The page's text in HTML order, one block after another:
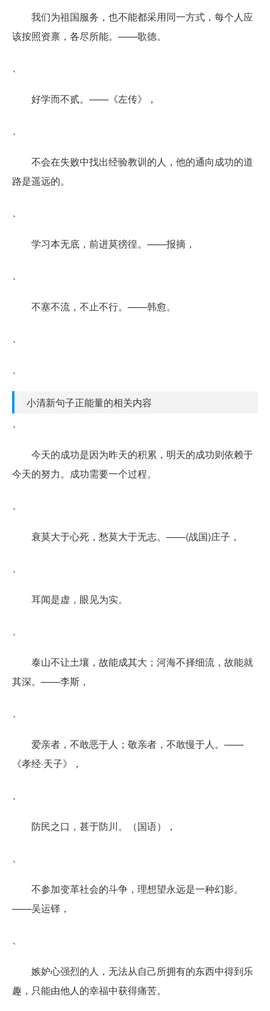
我们为祖国服务，也不能都采用同一方式，每个人应
该按照资禀，各尽所能。——歌德。
好学而不贰。——《左传》，
不会在失败中找出经验教训的人，他的通向成功的道
路是遥远的。
学习本无底，前进莫徬徨。——报摘，
不塞不流，不止不行。——韩愈。
小清新句子正能量的相关内容
今天的成功是因为昨天的积累，明天的成功则依赖于
今天的努力。成功需要一个过程。
衰莫大于心死，愁莫大于无志。——(战国)庄子，
耳闻是虚，眼见为实。
泰山不让土壤，故能成其大；河海不择细流，故能就
其深。——李斯，
爱亲者，不敢恶于人；敬亲者，不敢慢于人。——
《孝经·天子》，
防民之口，甚于防川。（国语），
不参加变革社会的斗争，理想望永远是一种幻影。
——吴运铎，
嫉妒心强烈的人，无法从自己所拥有的东西中得到乐
趣，只能由他人的幸福中获得痛苦。